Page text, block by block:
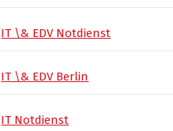
IT \& EDV Notdienst
IT \& EDV Berlin
IT Notdienst